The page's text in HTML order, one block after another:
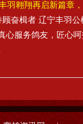
羽翱翔再启新篇章
奋楫者 辽宁丰羽
心服务鸽友，匠心